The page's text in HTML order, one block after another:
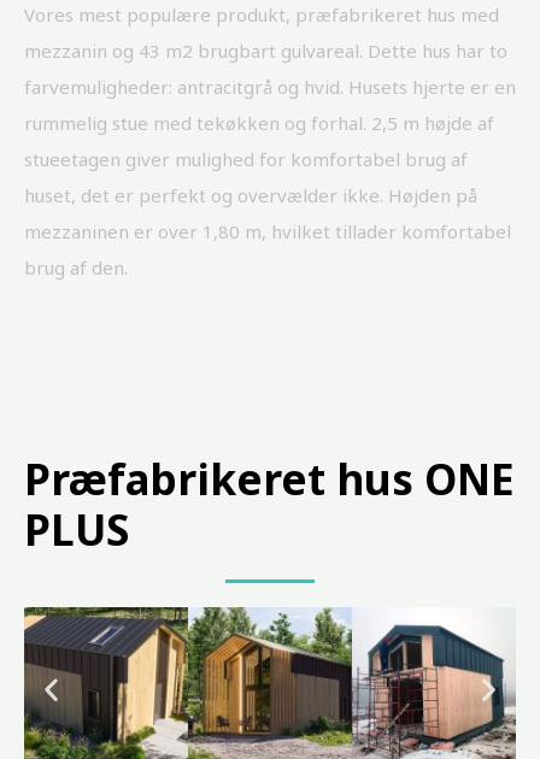
Vores mest populære produkt, præfabrikeret hus med
mezzanin og 43 m2 brugbart gulvareal. Dette hus har to
farvemuligheder: antracitgrå og hvid. Husets hjerte er en
rummelig stue med tekøkken og forhal. 2,5 m højde af
stueetagen giver mulighed for komfortabel brug af
huset, det er perfekt og overvælder ikke. Højden på
mezzaninen er over 1,80 m, hvilket tillader komfortabel
brug af den.
Præfabrikeret hus ONE
PLUS